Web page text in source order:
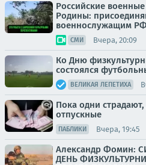
Российские
Родины:
военнослужащим
СМИ Вчера, 20:09
Ко Дню
состоялся
ВЕЛИКАЯ ЛЕПЕТИХА
Пока одни
отпускные
ПАБЛИКИ Вчера, 19:45
Александр Фомин:
ДЕНЬ